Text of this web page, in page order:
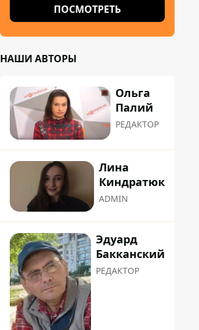
ПОСМОТРЕТЬ
НАШИ АВТОРЫ
Ольга
Палий
РЕДАКТОР
Лина
Киндратюк
ADMIN
Эдуард
Бакканский
РЕДАКТОР